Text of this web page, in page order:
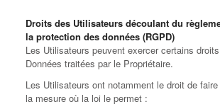
Droits des Utilisateurs découlant du
la protection des données (RGPD)
Les Utilisateurs peuvent exercer certains
Données traitées par le Propriétaire.
Les Utilisateurs ont notamment le droit de
la mesure où la loi le permet :